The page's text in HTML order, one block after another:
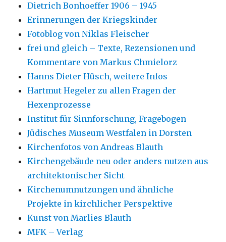
Dietrich Bonhoeffer 1906 – 1945
Erinnerungen der Kriegskinder
Fotoblog von Niklas Fleischer
frei und gleich – Texte, Rezensionen und
Kommentare von Markus Chmielorz
Hanns Dieter Hüsch, weitere Infos
Hartmut Hegeler zu allen Fragen der
Hexenprozesse
Institut für Sinnforschung, Fragebogen
Jüdisches Museum Westfalen in Dorsten
Kirchenfotos von Andreas Blauth
Kirchengebäude neu oder anders nutzen aus
architektonischer Sicht
Kirchenumnutzungen und ähnliche
Projekte in kirchlicher Perspektive
Kunst von Marlies Blauth
MFK – Verlag